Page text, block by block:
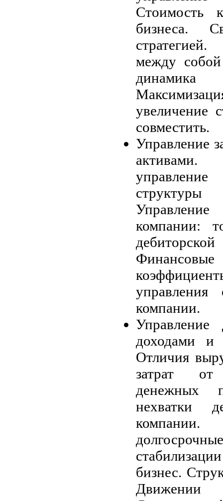
Стоимость
бизнеса.
между собой
увеличение
совместить.
Управление
Управление
компании:
управления
компании.
доходами и
Отличия
затрат
денежных
нехватки
бизнес.
Движении